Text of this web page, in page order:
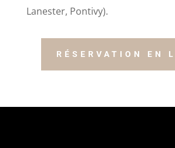
Lanester, Pontivy).
RÉSERVATION EN